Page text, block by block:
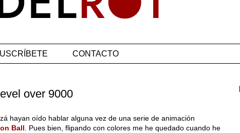
CONTACTO
over 9000
hayan oído hablar alguna vez de una serie de animación
Ball . Pues bien, flipando con colores me he quedado cuando he